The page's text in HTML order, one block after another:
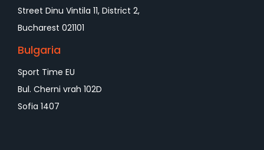
Street Dinu Vintila 11, District 2,
Bucharest 021101
Bulgaria
Sport Time EU
Bul. Cherni vrah 102D
Sofia 1407